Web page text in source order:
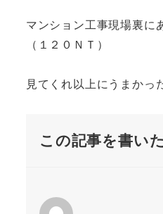
マンション工事現場裏
（１２０ＮＴ）
見てくれ以上にうまかっ
この記事を書い